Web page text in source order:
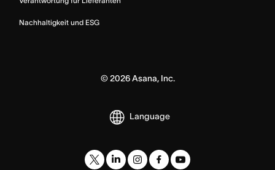
Nachhaltigkeit und ESG
© 2026Asana, Inc.
Language